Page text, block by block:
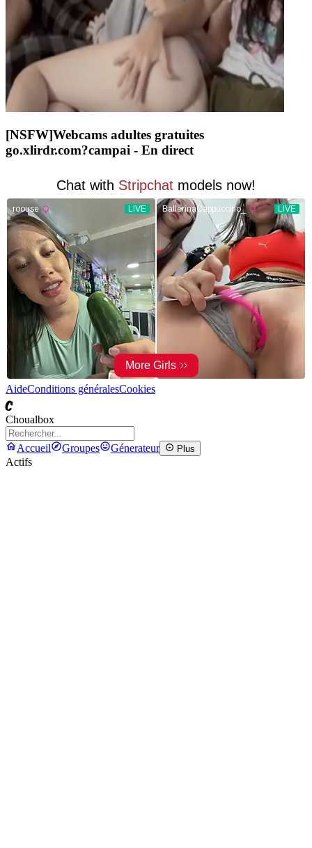
[NSFW]Webcams adultes gratuites
go.xlirdr.com?campai - En direct
AideConditions généralesCookies
C
Choualbox
Accueil Groupes Génerateur Plus
Actifs